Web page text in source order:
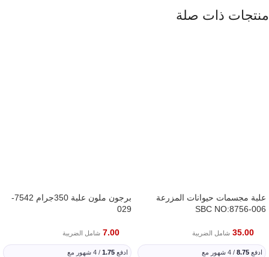
منتجات ذات صلة
علبة مجسمات حيوانات المزرعة
SBC NO:8756-006
35.00 شامل الضريبة
ادفع 8.75 / 4 شهور مع
برجون ملون علبة 350جرام 7542-
029
7.00 شامل الضريبة
ادفع 1.75 / 4 شهور مع